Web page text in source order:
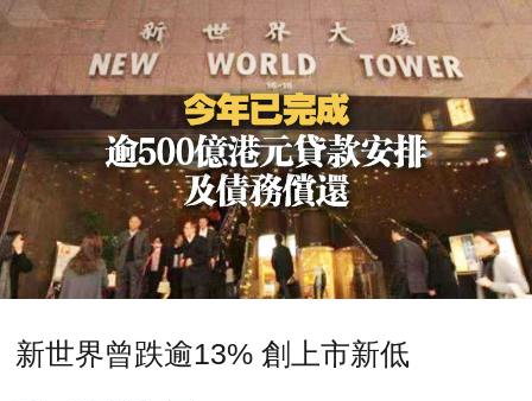
新世界曾跌逾13% 創上市新低